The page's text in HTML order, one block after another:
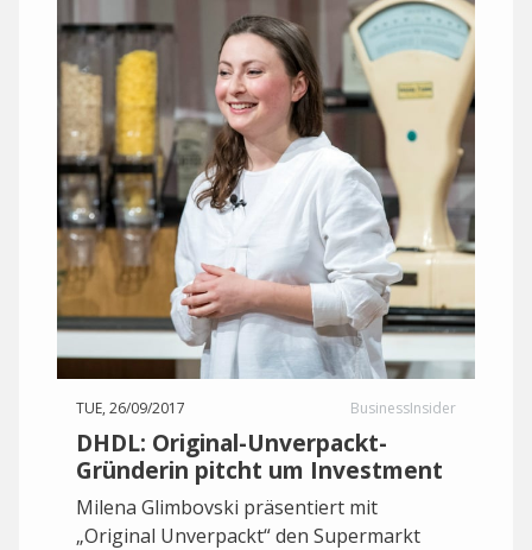
TUE, 26/09/2017 BusinessInsider
DHDL: Original-Unverpackt-
Gründerin pitcht um Investment
Milena Glimbovski präsentiert mit
„Original Unverpackt“ den Supermarkt